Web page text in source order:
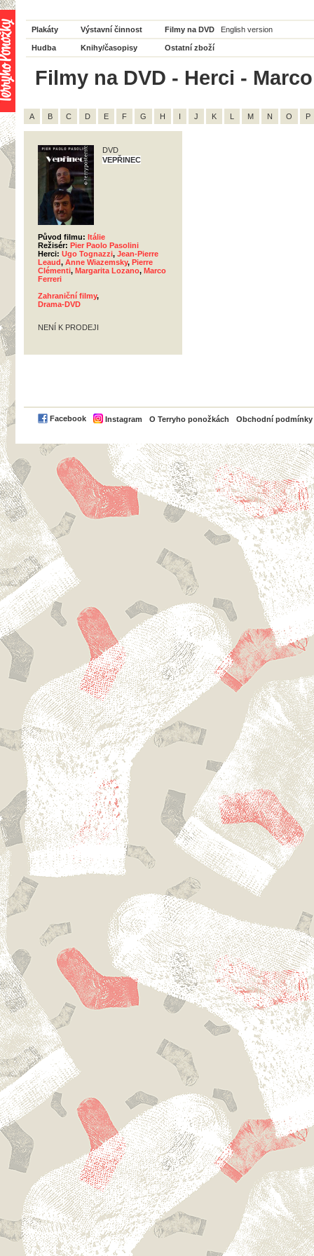
Plakáty Výstavní činnost Filmy na DVD English version
Hudba Knihy/časopisy Ostatní zboží
Filmy na DVD - Herci -
A B C D E F G H I J K L M N O P
DVD
VEPŘINEC
Původ filmu: Itálie
Režisér: Pier Paolo Pasolini
Herci: Ugo Tognazzi, Jean-Pierre
Leaud, Anne Wiazemsky, Pierre
Clémenti, Margarita Lozano, Marco
Ferreri
Zahraniční filmy,
Drama-DVD
NENÍ K PRODEJI
Facebook Instagram O Terryho ponožkách Obchodní podmínky
PayPal